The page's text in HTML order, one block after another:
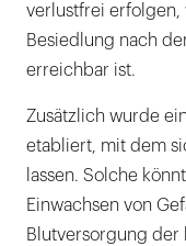
verlustfrei erfolgen,
Besiedlung nach
erreichbar ist.
Zusätzlich wurde
etabliert, mit dem
lassen. Solche
Einwachsen von
Blutversorgung der